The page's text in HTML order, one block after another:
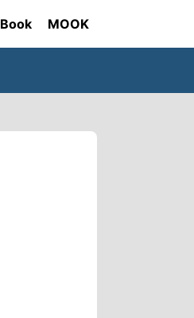
MOOK